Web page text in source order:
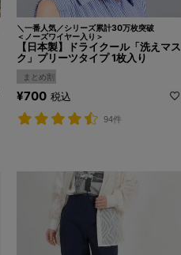
＼一番人気／シリーズ累計30万枚突破
＜ノーズワイヤー入り＞
【日本製】ドライクール「洗えマス
ク」プリーツタイプ 1枚入り
まとめ割
¥700 税込
94件